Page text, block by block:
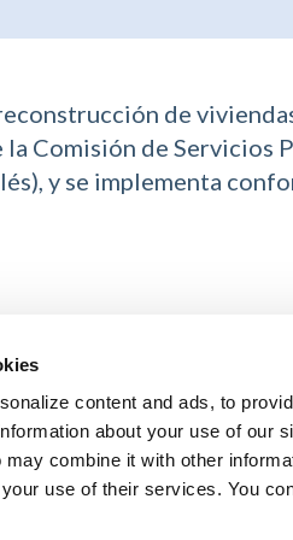
content and ads, to
about your use of our
combine it with other
use of their services. You
de
la Comisión de Servicios
y se implementa